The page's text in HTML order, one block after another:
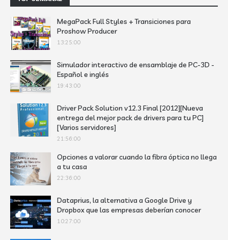
MegaPack Full Styles + Transiciones para
Proshow Producer
13:25:00
Simulador interactivo de ensamblaje de PC-3D -
Español e inglés
19:43:00
Driver Pack Solution v12.3 Final [2012][Nueva
entrega del mejor pack de drivers para tu PC]
[Varios servidores]
21:56:00
Opciones a valorar cuando la fibra óptica no llega
a tu casa
22:36:00
Dataprius, la alternativa a Google Drive y
Dropbox que las empresas deberían conocer
10:27:00